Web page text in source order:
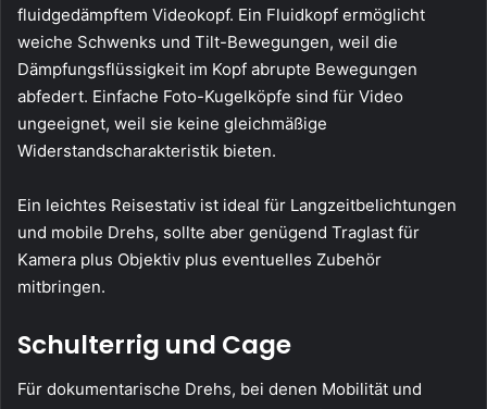
fluidgedämpftem Videokopf. Ein Fluidkopf ermöglicht
weiche Schwenks und Tilt-Bewegungen, weil die
Dämpfungsflüssigkeit im Kopf abrupte Bewegungen
abfedert. Einfache Foto-Kugelköpfe sind für Video
ungeeignet, weil sie keine gleichmäßige
Widerstandscharakteristik bieten.
Ein leichtes Reisestativ ist ideal für Langzeitbelichtungen
und mobile Drehs, sollte aber genügend Traglast für
Kamera plus Objektiv plus eventuelles Zubehör
mitbringen.
Schulterrig und Cage
Für dokumentarische Drehs, bei denen Mobilität und